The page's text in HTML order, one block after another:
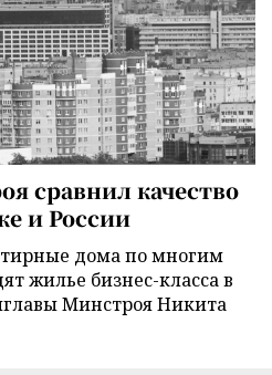
сравнил качество
и России
дома по многим
жилье бизнес-класса в
Минстроя Никита